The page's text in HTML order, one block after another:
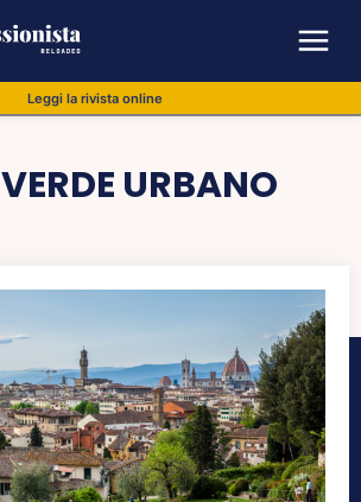
Leggi la rivista online
VERDE URBANO